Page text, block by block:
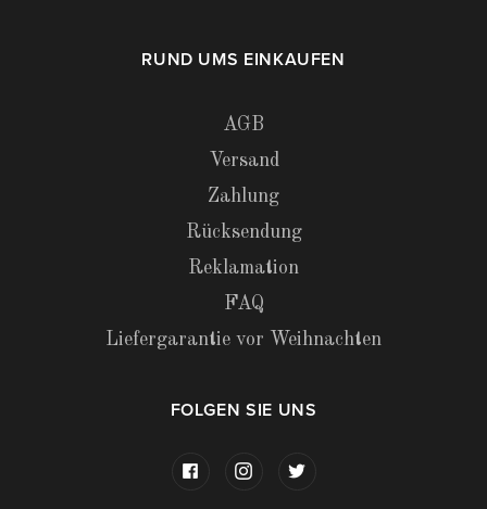
RUND UMS EINKAUFEN
AGB
Versand
Zahlung
Rücksendung
Reklamation
FAQ
Liefergarantie vor Weihnachten
FOLGEN SIE UNS